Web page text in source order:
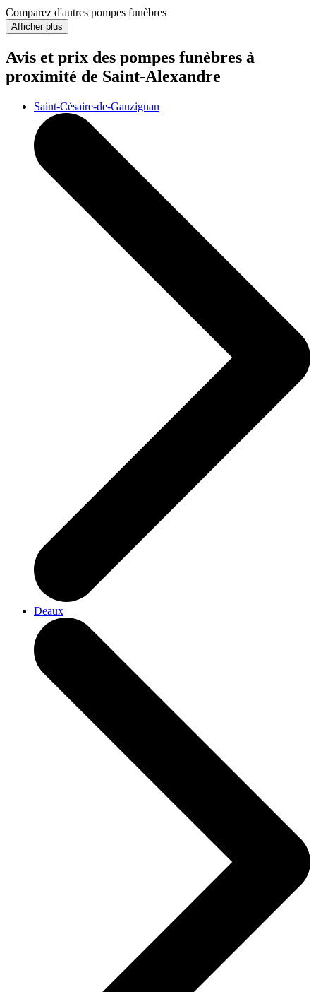
Comparez d'autres pompes funèbres
Afficher plus
Avis et prix des pompes funèbres à
proximité de Saint-Alexandre
Saint-Césaire-de-Gauzignan
Deaux